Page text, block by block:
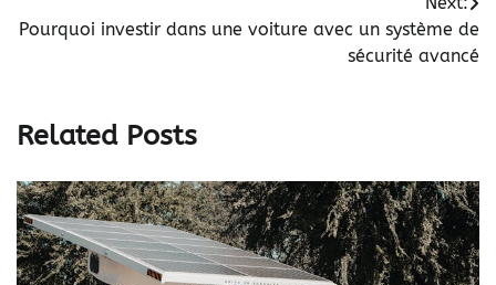
Pourquoi investir dans une voiture avec un système de
sécurité avancé
Related Posts